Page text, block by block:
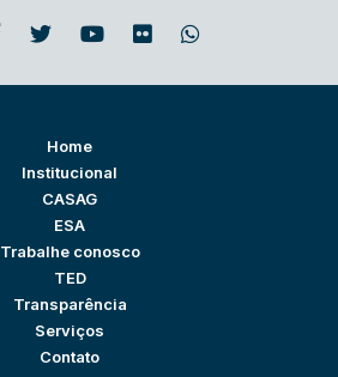
Home
Institucional
CASAG
ESA
Trabalhe conosco
TED
Transparência
Serviços
Contato